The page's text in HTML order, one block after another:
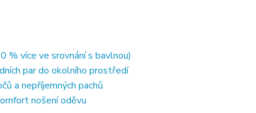
% více ve srovnání s bavlnou)
par do okolního prostředí
a nepříjemných pachů
nošení oděvu